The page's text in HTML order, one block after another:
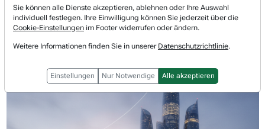
Enova International Watchlist
Enova International: Mit KI-
gestützten Krediten auf ein neues
Allzeithoch
Sie können alle Dienste akzeptieren, ablehnen oder Ihre Auswahl
individuell festlegen. Ihre Einwilligung können Sie jederzeit über die
Cookie-Einstellungen im Footer widerrufen oder ändern.
Weitere Informationen finden Sie in unserer Datenschutzrichtlinie.
Einstellungen Nur Notwendige Alle akzeptieren